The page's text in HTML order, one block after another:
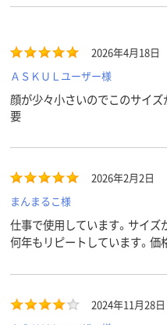
2026年4月18日
ＡＳＫＵＬユーザー様
顔が少々小さいのでこのサイ
要
2026年2月2日
まんまるこ様
仕事で使用しています。サイズ
何年もリピートしています。価
2024年11月28日